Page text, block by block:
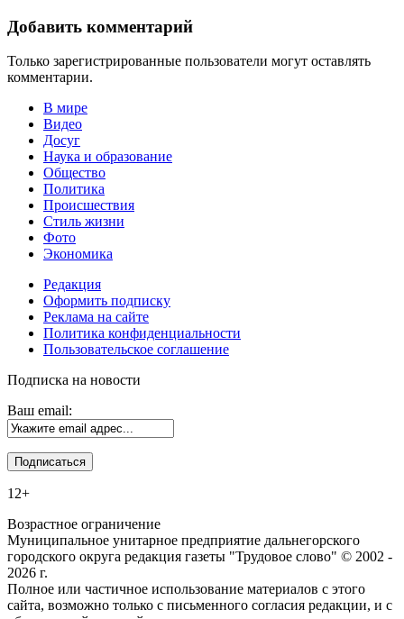
Добавить комментарий
Только зарегистрированные пользователи могут оставлять
комментарии.
В мире
Видео
Досуг
Наука и образование
Общество
Политика
Происшествия
Стиль жизни
Фото
Экономика
Редакция
Оформить подписку
Реклама на сайте
Политика конфиденциальности
Пользовательское соглашение
Подписка на новости
Ваш email:
12+
Возрастное ограничение
Муниципальное унитарное предприятие дальнегорского
городского округа редакция газеты "Трудовое слово" © 2002 -
2026 г.
Полное или частичное использование материалов с этого
сайта, возможно только с письменного согласия редакции, и с